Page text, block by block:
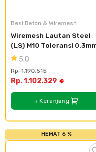
Besi Beton & Wiremesh
Wiremesh Lautan Steel
(LS) M10 Toleransi
5.0
Rp. 1.190.515
Rp. 1.102.329
+ Keranjang
HEMAT 6 %